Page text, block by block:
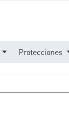
Protecciones